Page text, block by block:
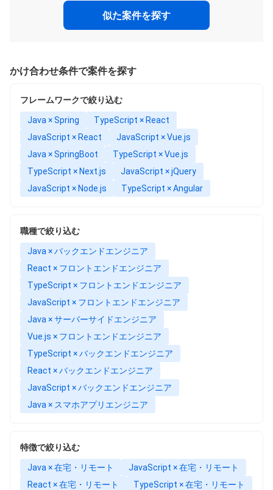
似た案件を探す
かけ合わせ条件で案件を探す
フレームワークで絞り込む
Java × Spring
TypeScript × React
JavaScript × React
JavaScript × Vue.js
Java × SpringBoot
TypeScript × Vue.js
TypeScript × Next.js
JavaScript × jQuery
JavaScript × Node.js
TypeScript × Angular
職種で絞り込む
Java × バックエンドエンジニア
React × フロントエンドエンジニア
TypeScript × フロントエンドエンジニア
JavaScript × フロントエンドエンジニア
Java × サーバーサイドエンジニア
Vue.js × フロントエンドエンジニア
TypeScript × バックエンドエンジニア
React × バックエンドエンジニア
JavaScript × バックエンドエンジニア
Java × スマホアプリエンジニア
特徴で絞り込む
Java × 在宅・リモート
JavaScript × 在宅・リモート
React × 在宅・リモート
TypeScript × 在宅・リモート